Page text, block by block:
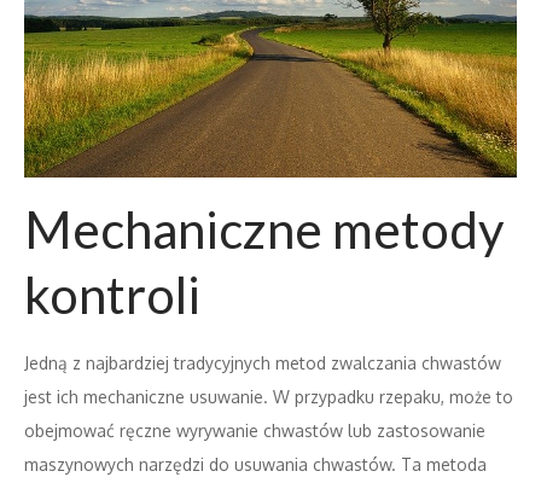
Mechaniczne metody
kontroli
Jedną z najbardziej tradycyjnych metod zwalczania chwastów
jest ich mechaniczne usuwanie. W przypadku rzepaku, może to
obejmować ręczne wyrywanie chwastów lub zastosowanie
maszynowych narzędzi do usuwania chwastów. Ta metoda